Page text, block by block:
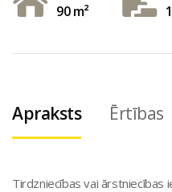
90 m² 1
Apraksts Ērtības
Tirdzniecības vai ārstniecības